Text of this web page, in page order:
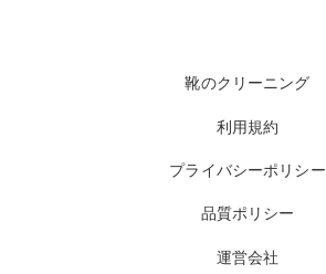
靴のクリーニング
利用規約
プライバシーポリシー
品質ポリシー
運営会社